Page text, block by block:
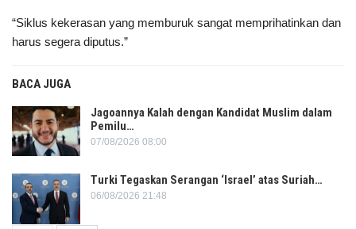
“Siklus kekerasan yang memburuk sangat memprihatinkan dan
harus segera diputus.”
BACA JUGA
Jagoannya Kalah dengan Kandidat Muslim dalam
Pemilu…
07/08/2026 08:00
Turki Tegaskan Serangan ‘Israel’ atas Suriah…
06/08/2026 21:48